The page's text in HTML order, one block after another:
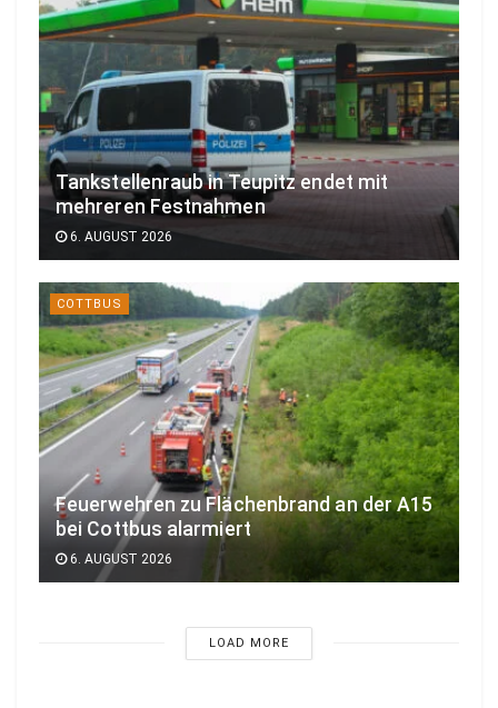
Tankstellenraub in Teupitz endet mit
mehreren Festnahmen
6. AUGUST 2026
COTTBUS
Feuerwehren zu Flächenbrand an der A15
bei Cottbus alarmiert
6. AUGUST 2026
LOAD MORE